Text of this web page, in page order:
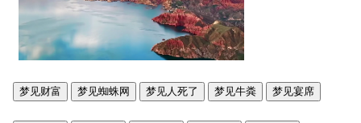
梦见财富 梦见蜘蛛网 梦见人死了 梦见牛粪 梦见宴席